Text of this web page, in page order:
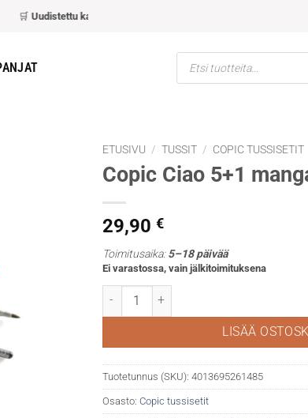
Uudistettu kassa– nopeampi ja helpompi maksaminen
Products
search
ETUSIVU / TUSSIT / COPIC TUSSISETIT
Copic Ciao 5+1
29,90 €
Toimitusaika:5–18 päivää
Ei varastossa, vain jälkitoimituksena
Copic Ciao 5+1 manga 5 määrä
LISÄÄ
Tuotetunnus (SKU): 4013695261485
Osasto: Copic tussisetit